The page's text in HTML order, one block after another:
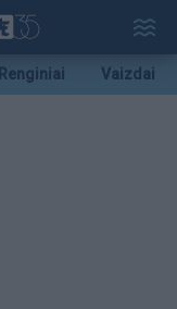
Renginiai Vaizdai